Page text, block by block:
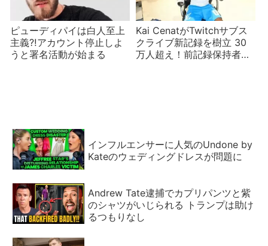
ピューディパイは白人至上
主義⁈アカウント停止しよ
うと署名活動が始まる
Kai CenatがTwitchサブス
クライブ新記録を樹立 30
万人超え！前記録保持者の
インフルエンサーに人気のUndone by
Kateのウェディングドレスが問題に
Andrew Tate逮捕でカプリパンツと紫
のシャツがいじられる トランプは助け
るつもりなし